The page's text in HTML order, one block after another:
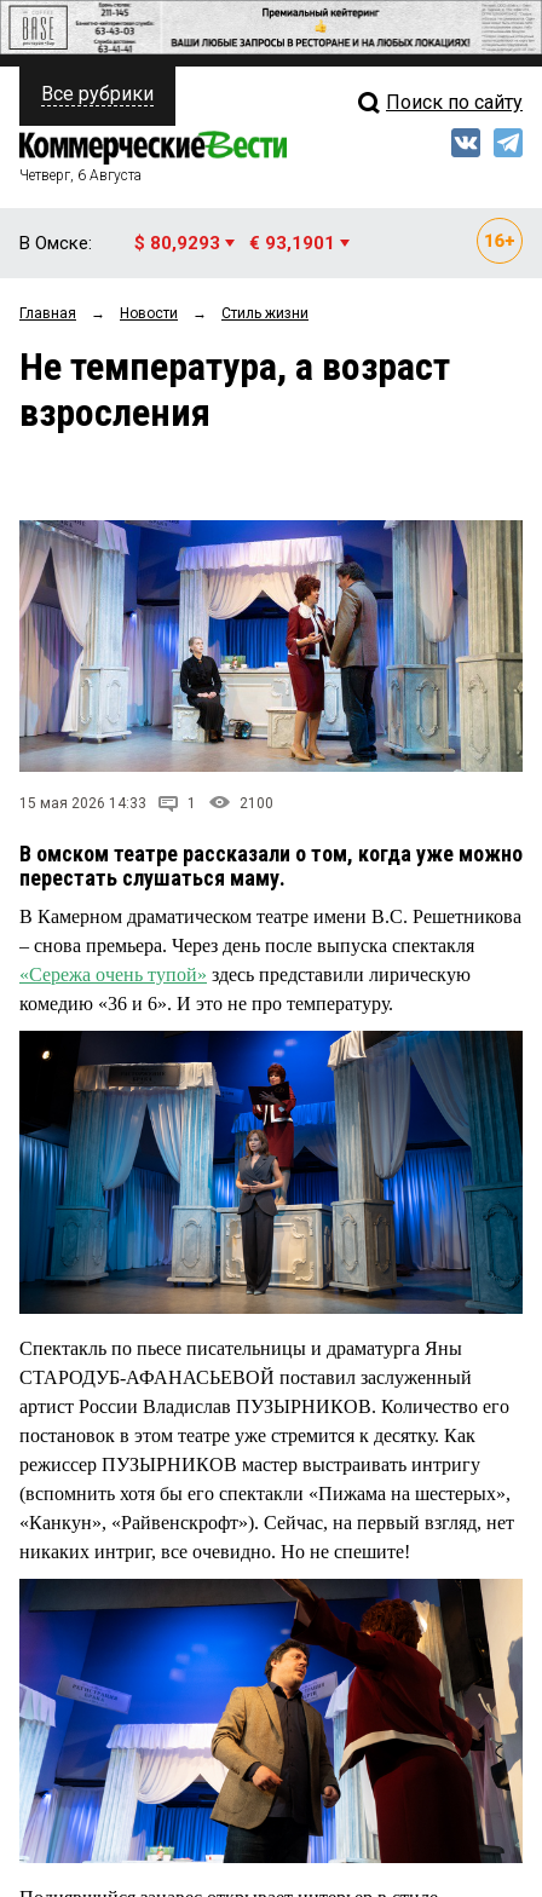
ПОЛИТИКА
ФИНАНСЫ
ОБЩЕСТВО
ЗАКОН
НОВОСТИ КОМПАНИЙ
СТИЛЬ ЖИЗНИ
Свежий выпуск
Рейтинги
Все рубрики Поиск по сайту
Четверг, 6 Августа
В Омске: $ 80,9293 € 93,1901
Главная → Новости → Стиль жизни
Не температура, а возраст
взросления
15 мая 2026 14:33 1 2100
В омском театре рассказали о том, когда уже можно
перестать слушаться маму.
В Камерном драматическом театре имени В.С. Решетникова
– снова премьера. Через день после выпуска спектакля
«Сережа очень тупой» здесь представили лирическую
комедию «36 и 6». И это не про температуру.
Спектакль по пьесе писательницы и драматурга Яны
СТАРОДУБ-АФАНАСЬЕВОЙ поставил заслуженный
артист России Владислав ПУЗЫРНИКОВ. Количество его
постановок в этом театре уже стремится к десятку. Как
режиссер ПУЗЫРНИКОВ мастер выстраивать интригу
(вспомнить хотя бы его спектакли «Пижама на шестерых»,
«Канкун», «Райвенскрофт»). Сейчас, на первый взгляд, нет
никаких интриг, все очевидно. Но не спешите!